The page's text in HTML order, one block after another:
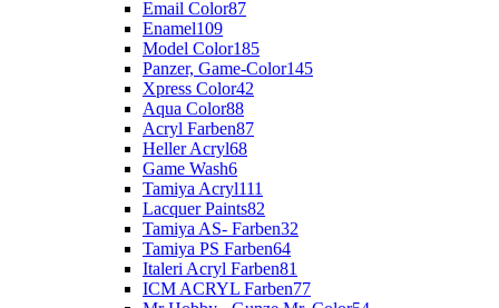
Email Color87
Enamel109
Model Color185
Panzer, Game-Color145
Xpress Color42
Aqua Color88
Acryl Farben87
Heller Acryl68
Game Wash6
Tamiya Acryl111
Lacquer Paints82
Tamiya AS- Farben32
Tamiya PS Farben64
Italeri Acryl Farben81
ICM ACRYL Farben77